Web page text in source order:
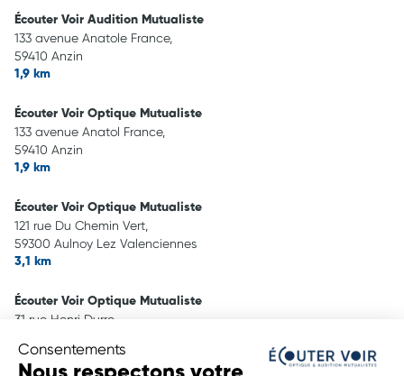
Consentements
Écouter Voir Audition Mutualiste
133 avenue Anatole France,
59410 Anzin
1,9 km
Écouter Voir Optique Mutualiste
133 avenue Anatol France,
59410 Anzin
1,9 km
Écouter Voir Optique Mutualiste
121 rue Du Chemin Vert,
59300 Aulnoy Lez Valenciennes
3,1 km
Écouter Voir Optique Mutualiste
31 rue Henri Durre,
4,5 km